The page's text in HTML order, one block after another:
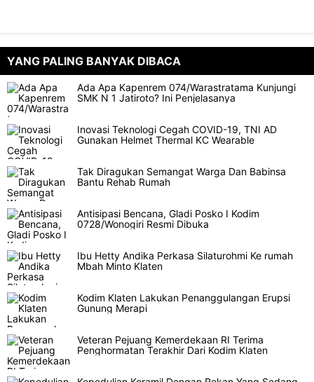
YANG PALING BANYAK DIBACA
Ada Apa Kapenrem 074/Warastratama Kunjungi
SMK N 1 Jatiroto? Ini Penjelasanya
Inovasi Teknologi Cegah COVID-19, TNI AD
Gunakan Helmet Thermal KC Wearable
Tak Diragukan Semangat Warga Dan Babinsa
Bantu Rehab Rumah
Antisipasi Bencana, Gladi Posko I Kodim
0728/Wonogiri Resmi Dibuka
Ibu Hetty Andika Perkasa Silaturohmi Ke rumah
Mbah Minto Klaten
Kodim Klaten Lakukan Penanggulangan Erupsi
Gunung Merapi
Veteran Pejuang Kemerdekaan RI Terima
Penghormatan Terakhir Dari Kodim Klaten